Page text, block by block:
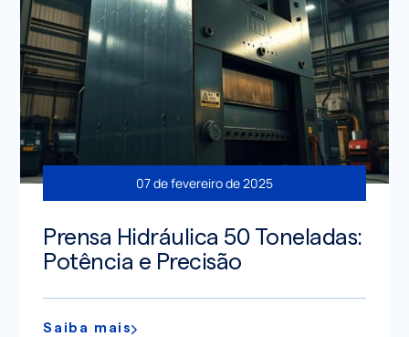
07 de fevereiro de 2025
Prensa Hidráulica 50 Toneladas:
Potência e Precisão
Saiba mais